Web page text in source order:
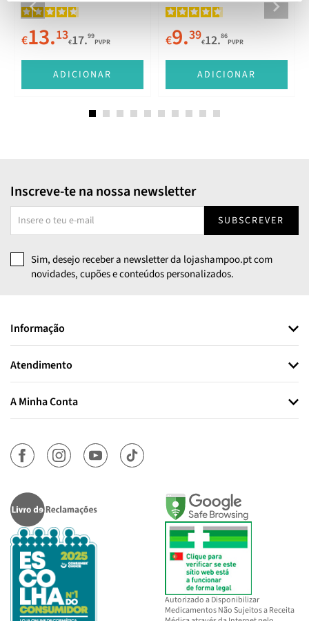
€13.13€17.99
PVPR
ADICIONAR
€9.39€12.86
PVPR
ADICIONAR
Inscreve-te na nossa newsletter
SUBSCREVER
Sim, desejo receber a newsletter da lojashampoo.pt com
novidades, cupões e conteúdos personalizados.
Informação
Atendimento
A Minha Conta
Autorizado a Disponibilizar
Medicamentos Não Sujeitos a Receita